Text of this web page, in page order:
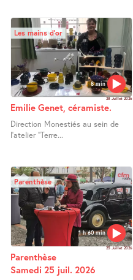
8 min
Les mains d’or
28 Juillet 2026
Emilie Genet, céramiste.
Direction Monestiés au sein de
l’atelier "Terre...
1 h 60 min
Parenthèse
25 Juillet 2026
Parenthèse
Samedi 25 juil. 2026